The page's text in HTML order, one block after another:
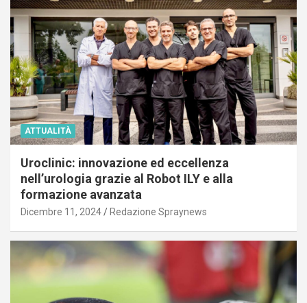
ATTUALITÀ
Uroclinic: innovazione ed eccellenza
nell’urologia grazie al Robot ILY e alla
formazione avanzata
Dicembre 11, 2024 Redazione Spraynews